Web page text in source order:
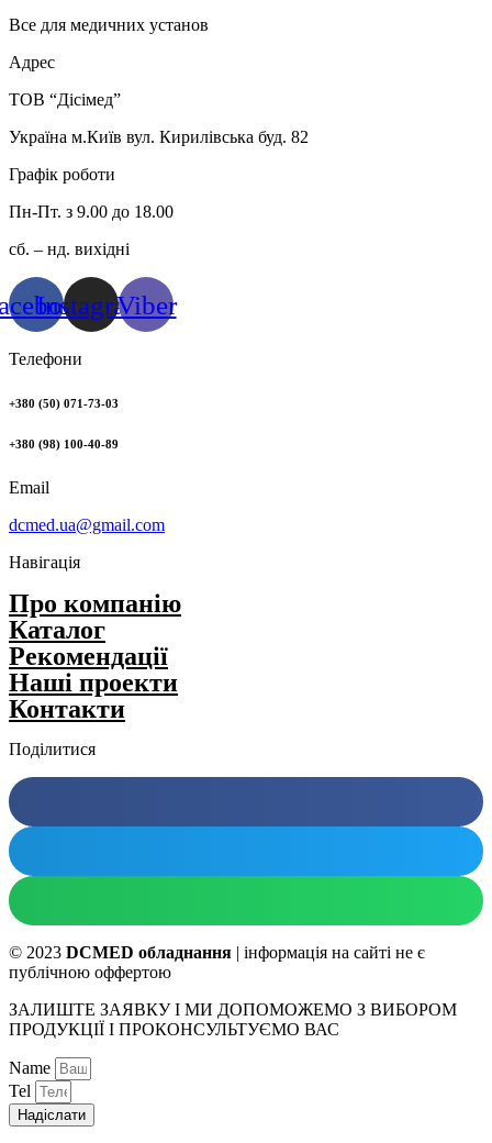
Все для медичних установ
Адрес
ТОВ “Дісімед”
Україна м.Київ вул. Кирилівська буд. 82
Графік роботи
Пн-Пт. з 9.00 до 18.00
сб. – нд. вихідні
InstagramViber
Телефони
+380 (50) 071-73-03
+380 (98) 100-40-89
Email
dcmed.ua@gmail.com
Навігація
Про компанію
Каталог
Рекомендації
Нашi проекти
Контакти
Поділитися
© 2023 DCMED обладнання | інформація на сайті не є
публічною оффертою
ЗАЛИШТЕ ЗАЯВКУ І МИ ДОПОМОЖЕМО З ВИБОРОМ
ПРОДУКЦІЇ І ПРОКОНСУЛЬТУЄМО ВАС
Name
Tel
Надіслати